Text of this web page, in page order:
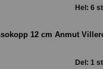
Hel: 6 st
12 cm Anmut
Del: 1 st